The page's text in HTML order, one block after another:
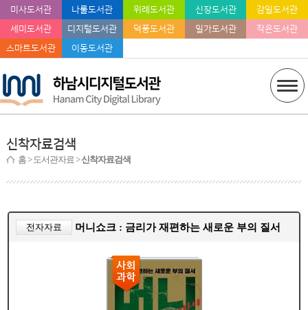
미사도서관 나룰도서관 위례도서관 신장도서관
감일도서관
세미도서관
디지털도서관 덕풍도서관 일가도서관
작은도서관
스마트도서관
이동도서관
신착자료검색
홈> 도서관자료 >신착자료검색